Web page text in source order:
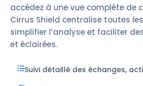
accédez à une vue complète de
Cirrus Shield centralise toutes
simplifier l’analyse et faciliter
et éclairées.
Suivi détaillé des échanges,